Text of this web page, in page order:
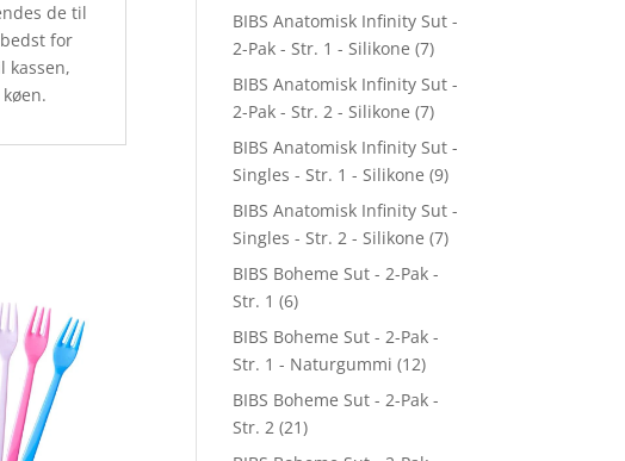
de til
for
kassen,
BIBS Anatomisk Infinity Sut -
2-Pak - Str. 1 - Silikone (7)
BIBS Anatomisk Infinity Sut -
2-Pak - Str. 2 - Silikone (7)
BIBS Anatomisk Infinity Sut -
Singles - Str. 1 - Silikone (9)
BIBS Anatomisk Infinity Sut -
Singles - Str. 2 - Silikone (7)
BIBS Boheme Sut - 2-Pak -
Str. 1 (6)
BIBS Boheme Sut - 2-Pak -
Str. 1 - Naturgummi (12)
BIBS Boheme Sut - 2-Pak -
Str. 2 (21)